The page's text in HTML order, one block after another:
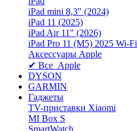
iPad mini 8,3″ (2024)
iPad 11 (2025)
iPad Air 11" (2026)
iPad Pro 11 (M5) 2025 Wi-Fi
Аксессуары Apple
✔ Все Apple
DYSON
GARMIN
Гаджеты
TV-приставки Xiaomi
MI Box S
SmartWatch